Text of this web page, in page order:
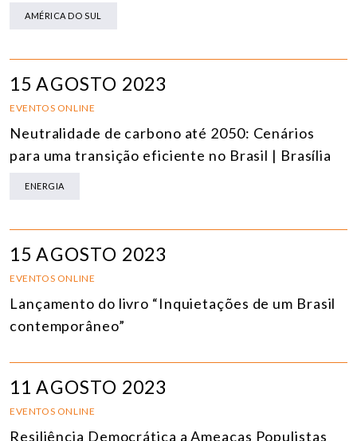
AMÉRICA DO SUL
15 AGOSTO 2023
EVENTOS ONLINE
Neutralidade de carbono até 2050: Cenários
para uma transição eficiente no Brasil | Brasília
ENERGIA
15 AGOSTO 2023
EVENTOS ONLINE
Lançamento do livro “Inquietações de um Brasil
contemporâneo”
11 AGOSTO 2023
EVENTOS ONLINE
Resiliência Democrática a Ameaças Populistas